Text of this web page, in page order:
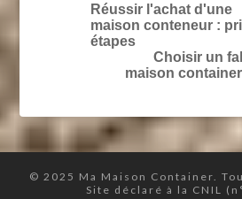
Réussir l'achat d'une
maison conteneur :
étapes
Choisir un
maison
© 2025 Ma Maison Container.
Site déclaré à la CNIL